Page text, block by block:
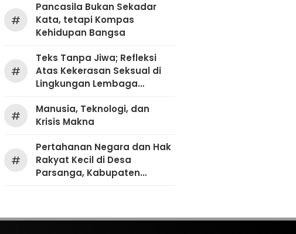
#
Pancasila Bukan Sekadar
Kata, tetapi Kompas
Kehidupan Bangsa
#
Teks Tanpa Jiwa; Refleksi
Atas Kekerasan Seksual di
Lingkungan Lembaga
#
Manusia, Teknologi, dan
Krisis Makna
#
Pertahanan Negara dan Hak
Rakyat Kecil di Desa
Parsanga, Kabupaten